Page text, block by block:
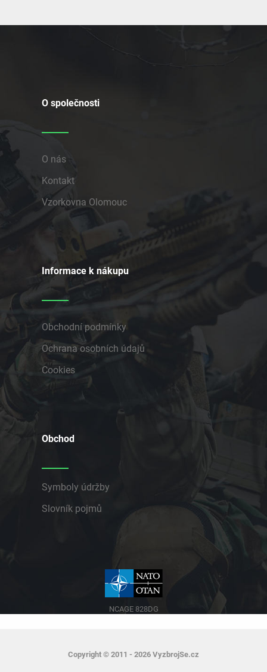
O společnosti
O nás
Kontakt
Vzorkovna Olomouc
Informace k nákupu
Obchodní podmínky
Ochrana osobních údajů
Cookies
Obchod
Symboly údržby
Slovník pojmů
NCAGE 828DG
Copyright © 2011 - 2026 VyzbrojSe.cz